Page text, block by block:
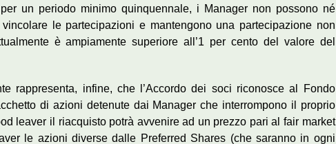
un periodo minimo quinquennale, i Manager non possono né
le partecipazioni e mantengono una partecipazione non
è ampiamente superiore all’1 per cento del valore del
rappresenta, infine, che l’Accordo dei soci riconosce al Fondo
di azioni detenute dai Manager che interrompono il proprio
leaver il riacquisto potrà avvenire ad un prezzo pari al fair market
le azioni diverse dalle Preferred Shares (che saranno in ogni